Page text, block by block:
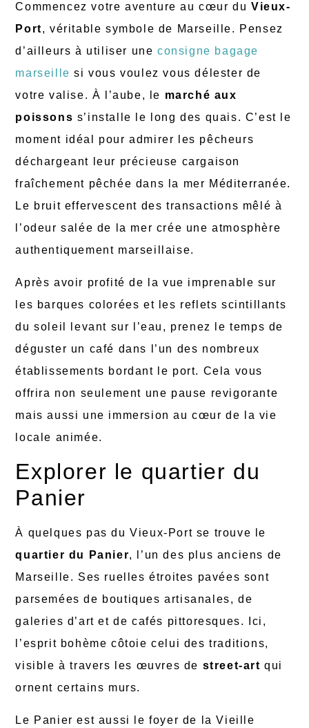
Commencez votre aventure au cœur duVieux-
Port, véritable symbole de Marseille. Pensez
d’ailleurs à utiliser uneconsigne bagage
marseille si vous voulez vous délester de
votre valise. À l’aube, le marché aux
poissons s’installe le long des quais. C’est le
moment idéal pour admirer les pêcheurs
déchargeant leur précieuse cargaison
fraîchement pêchée dans la mer Méditerranée.
Le bruit effervescent des transactions mêlé à
l’odeur salée de la mer crée une atmosphère
authentiquement marseillaise.
Après avoir profité de la vue imprenable sur
les barques colorées et les reflets scintillants
du soleil levant sur l’eau, prenez le temps de
déguster un café dans l’un des nombreux
établissements bordant le port. Cela vous
offrira non seulement une pause revigorante
mais aussi une immersion au cœur de la vie
locale animée.
Explorer le quartier du
Panier
À quelques pas du Vieux-Port se trouve le
quartier du Panier, l’un des plus anciens de
Marseille. Ses ruelles étroites pavées sont
parsemées de boutiques artisanales, de
galeries d’art et de cafés pittoresques. Ici,
l’esprit bohème côtoie celui des traditions,
visible à travers les œuvres de street-art qui
ornent certains murs.
Le Panier est aussi le foyer de la Vieille